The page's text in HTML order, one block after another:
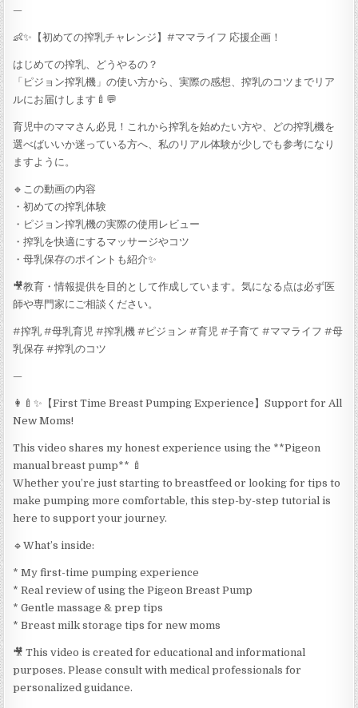
—
👶✨【初めての搾乳チャレンジ】#ママライフ 応援企画！
はじめての搾乳、どうやるの？
「ピジョン搾乳機」の使い方から、実際の感想、搾乳のコツまでリア
ルにお届けします🍼💬
育児中のママさん必見！これから搾乳を始めたい方や、どの搾乳機を
選べばいいか迷っている方へ、私のリアル体験が少しでも参考になり
ますように。
🔹この動画の内容
・初めての搾乳体験
・ピジョン搾乳機の実際の使用レビュー
・搾乳を快適にするマッサージやコツ
・母乳保存のポイントも紹介✨
🎥教育・情報提供を目的として作成しています。気になる点は必ず医
師や専門家にご相談ください。
#搾乳 #母乳育児 #搾乳機 #ピジョン #育児 #子育て #ママライフ #母
乳保存 #搾乳のコツ
—
👩‍🍼✨【First Time Breast Pumping Experience】Support for All
New Moms!
This video shares my honest experience using the **Pigeon
manual breast pump** 🍼
Whether you’re just starting to breastfeed or looking for tips to
make pumping more comfortable, this step-by-step tutorial is
here to support your journey.
🔹What’s inside:
* My first-time pumping experience
* Real review of using the Pigeon Breast Pump
* Gentle massage & prep tips
* Breast milk storage tips for new moms
🎥 This video is created for educational and informational
purposes. Please consult with medical professionals for
personalized guidance.